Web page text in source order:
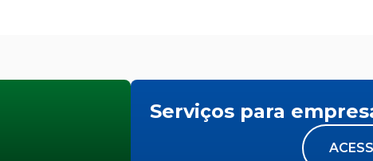
Serviços para